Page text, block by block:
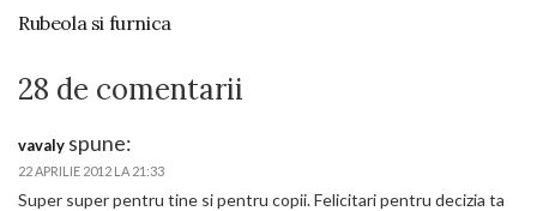
Rubeola si furnica
28 de comentarii
vavaly spune:
22 APRILIE 2012 LA 21:33
Super super pentru tine si pentru copii. Felicitari pentru decizia ta